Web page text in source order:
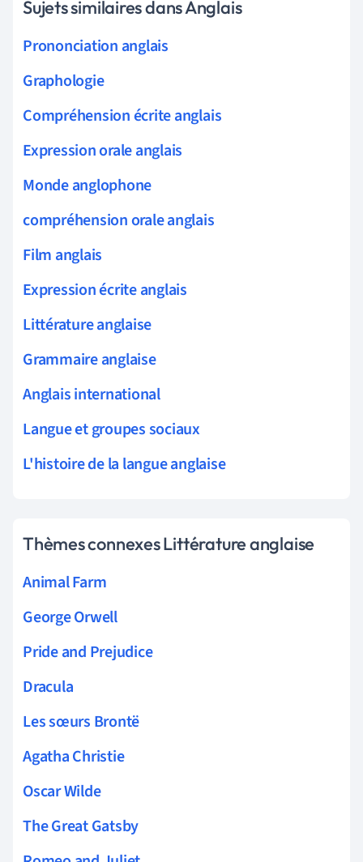
Sujets similaires dans Anglais
Prononciation anglais
Graphologie
Compréhension écrite anglais
Expression orale anglais
Monde anglophone
compréhension orale anglais
Film anglais
Expression écrite anglais
Littérature anglaise
Grammaire anglaise
Anglais international
Langue et groupes sociaux
L'histoire de la langue anglaise
Thèmes connexes Littérature anglaise
Animal Farm
George Orwell
Pride and Prejudice
Dracula
Les sœurs Brontë
Agatha Christie
Oscar Wilde
The Great Gatsby